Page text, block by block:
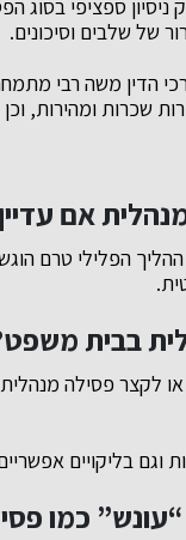
ניסיון ספציפי
של שלבים וסיכונים.
הדין משה רבי
שכרות ומהירות,
אם
הפלילי טרם
בבית
לקצר פסילה
וגם בליקויים
כמו